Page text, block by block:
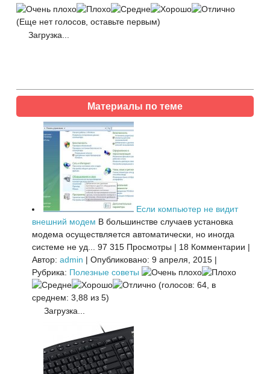
(Еще нет голосов, оставьте первым)
Загрузка...
Материалы по теме
Если компьютер не видит
внешний модем В большинстве случаев установка
модема осуществляется автоматически, но иногда
системе не уд...
97 315 Просмотры | 18 Комментарии |
Автор: admin | Опубликовано: 9 апреля, 2015 |
Рубрика: Полезные советы
(голосов: 64, в
среднем: 3,88 из 5)
Загрузка...